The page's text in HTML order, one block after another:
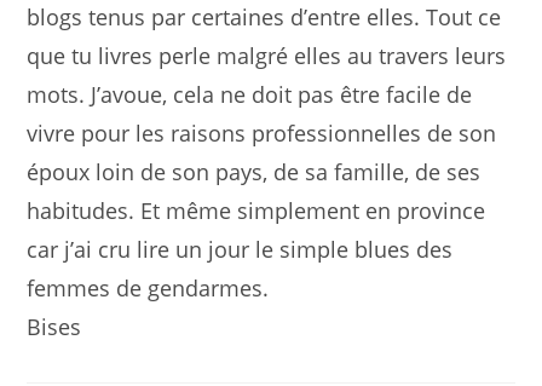
blogs tenus par certaines d’entre elles. Tout ce
que tu livres perle malgré elles au travers leurs
mots. J’avoue, cela ne doit pas être facile de
vivre pour les raisons professionnelles de son
époux loin de son pays, de sa famille, de ses
habitudes. Et même simplement en province
car j’ai cru lire un jour le simple blues des
femmes de gendarmes.
Bises